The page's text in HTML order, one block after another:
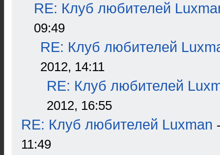
RE: Клуб любителей
09:49
RE: Клуб любителей
2012, 14:11
RE: Клуб любителей
2012, 16:55
RE: Клуб любителей Luxman
11:49